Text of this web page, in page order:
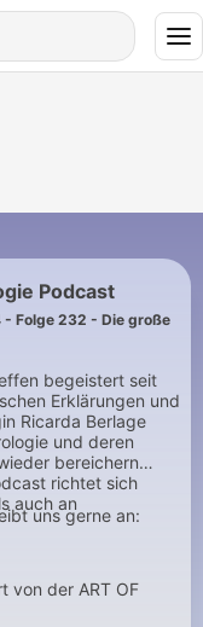
Podcast
- Folge 232 - Die große
begeistert seit
Erklärungen und
Ricarda Berlage
und deren
bereichern
richtet sich
auch an
uns gerne an:
von der ART OF